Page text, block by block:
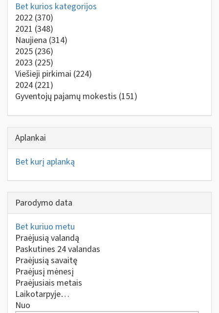
Bet kurios kategorijos
2022 (370)
2021 (348)
Naujiena (314)
2025 (236)
2023 (225)
Viešieji pirkimai (224)
2024 (221)
Gyventojų pajamų mokestis (151)
Aplankai
Bet kurį aplanką
Parodymo data
Bet kuriuo metu
Praėjusią valandą
Paskutines 24 valandas
Praėjusią savaitę
Praėjusį mėnesį
Praėjusiais metais
Laikotarpyje…
Nuo